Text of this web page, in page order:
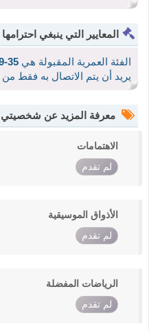
المعايير التي ينبغي احترامها
الفئة العمرية المقبولة هي 35-99
يريد أن يتم الاتصال به فقط من
معرفة المزيد عن شخصيتي
الاهتمامات
لم تقدم
الأذواق الموسيقية
لم تقدم
الرياضات المفضلة
لم تقدم